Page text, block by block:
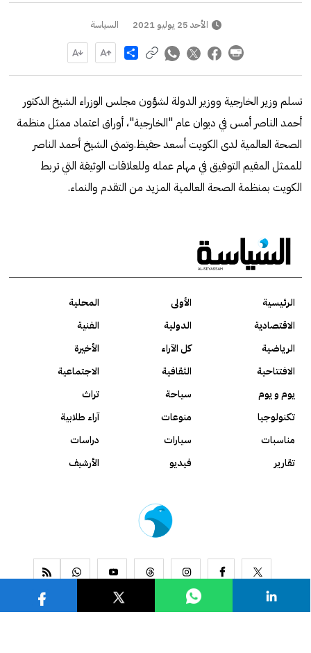
الأحد 25 يوليو 2021 السياسة
Share
تسلم وزير الخارجية ووزير الدولة لشؤون مجلس الوزراء الشيخ الدكتور
أحمد الناصر أمس في ديوان عام "الخارجية"، أوراق اعتماد ممثل منظمة
الصحة العالمية لدى الكويت أسعد حفيظ.وتمنى الشيخ أحمد الناصر
للممثل المقيم التوفيق في مهام عمله وللعلاقات الوثيقة التي تربط
الكويت بمنظمة الصحة العالمية المزيد من التقدم والنماء.
الرئيسية الأولى
المحلية
الاقتصادية
الدولية
الفنية
الرياضية
كل الآراء
الأخيرة
الافتتاحية
الثقافية
الاجتماعية
يوم و يوم
سياحة
تراث
تكنولوجيا
منوعات
آراء طلابية
مناسبات
سيارات
دراسات
تقارير
فيديو الأرشيف